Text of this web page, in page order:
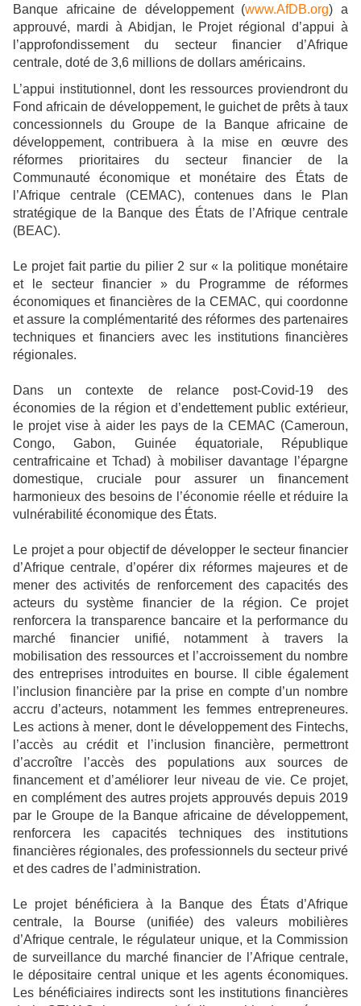
Banque africaine de développement (www.AfDB.org) a
approuvé, mardi à Abidjan, le Projet régional d’appui à
l’approfondissement du secteur financier d’Afrique
centrale, doté de 3,6 millions de dollars américains.
L’appui institutionnel, dont les ressources proviendront du
Fond africain de développement, le guichet de prêts à taux
concessionnels du Groupe de la Banque africaine de
développement, contribuera à la mise en œuvre des
réformes prioritaires du secteur financier de la
Communauté économique et monétaire des États de
l’Afrique centrale (CEMAC), contenues dans le Plan
stratégique de la Banque des États de l’Afrique centrale
(BEAC).
Le projet fait partie du pilier 2 sur « la politique monétaire
et le secteur financier » du Programme de réformes
économiques et financières de la CEMAC, qui coordonne
et assure la complémentarité des réformes des partenaires
techniques et financiers avec les institutions financières
régionales.
Dans un contexte de relance post-Covid-19 des
économies de la région et d’endettement public extérieur,
le projet vise à aider les pays de la CEMAC (Cameroun,
Congo, Gabon, Guinée équatoriale, République
centrafricaine et Tchad) à mobiliser davantage l’épargne
domestique, cruciale pour assurer un financement
harmonieux des besoins de l’économie réelle et réduire la
vulnérabilité économique des États.
Le projet a pour objectif de développer le secteur financier
d’Afrique centrale, d’opérer dix réformes majeures et de
mener des activités de renforcement des capacités des
acteurs du système financier de la région. Ce projet
renforcera la transparence bancaire et la performance du
marché financier unifié, notamment à travers la
mobilisation des ressources et l’accroissement du nombre
des entreprises introduites en bourse. Il cible également
l’inclusion financière par la prise en compte d’un nombre
accru d’acteurs, notamment les femmes entrepreneures.
Les actions à mener, dont le développement des Fintechs,
l’accès au crédit et l’inclusion financière, permettront
d’accroître l’accès des populations aux sources de
financement et d’améliorer leur niveau de vie. Ce projet,
en complément des autres projets approuvés depuis 2019
par le Groupe de la Banque africaine de développement,
renforcera les capacités techniques des institutions
financières régionales, des professionnels du secteur privé
et des cadres de l’administration.
Le projet bénéficiera à la Banque des États d’Afrique
centrale, la Bourse (unifiée) des valeurs mobilières
d’Afrique centrale, le régulateur unique, et la Commission
de surveillance du marché financier de l’Afrique centrale,
le dépositaire central unique et les agents économiques.
Les bénéficiaires indirects sont les institutions financières